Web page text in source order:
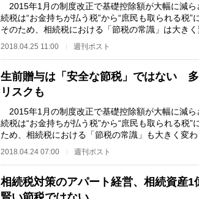
2015年1月の制度改正で基礎控除額が大幅に減ら
続税は“お金持ちが払う税”から“庶民も取られる税”
そのため、相続税における「節税の常識」は大きく
注意が必要な点は…
2018.04.25 11:00 週刊ポスト
生前贈与は「安全な節税」ではない
リスクも
2015年1月の制度改正で基礎控除額が大幅に減ら
続税は“お金持ちが払う税”から“庶民も取られる税”
ため、相続税における「節税の常識」も大きく変わ
注意が必要な点は…
2018.04.24 07:00 週刊ポスト
相続税対策のアパート経営、相続資産1